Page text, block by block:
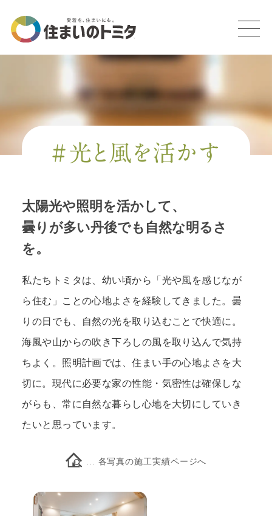
#光と風を活かす
太陽光や照明を活かして、
曇りが多い丹後でも自然な明るさ
を。
私たちトミタは、幼い頃から「光や風を感じなが
ら住む」ことの心地よさを経験してきました。曇
りの日でも、自然の光を取り込むことで快適に。
海風や山からの吹き下ろしの風を取り込んで気持
ちよく。照明計画では、住まい手の心地よさを大
切に。現代に必要な家の性能・気密性は確保しな
がらも、常に自然な暮らし心地を大切にしていき
たいと思っています。
… 各写真の施工実績ページへ